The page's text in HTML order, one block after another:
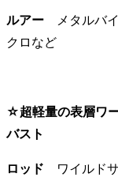
ルアー メタルバ
クロなど
☆超軽量の表層ワ
バスト
ロッド ワイルド